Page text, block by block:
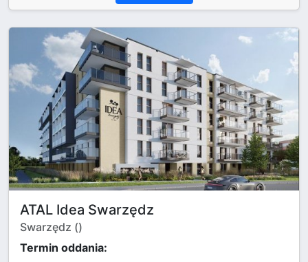
ATAL Idea Swarzędz
Swarzędz ()
Termin oddania: